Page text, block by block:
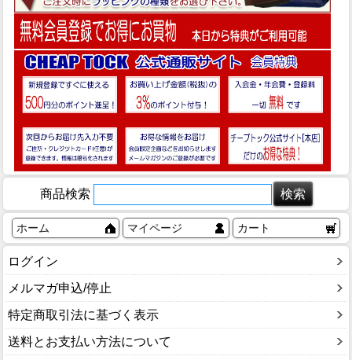
商品検索
ホーム マイページ カート
ログイン
メルマガ申込/停止
特定商取引法に基づく表示
送料とお支払い方法について